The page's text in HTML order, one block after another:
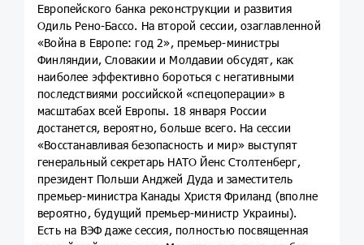
Европейского банка реконструкции и развития
Одиль Рено-Бассо. На второй сессии, озаглавленной
«Война в Европе: год 2», премьер-министры
Финляндии, Словакии и Молдавии обсудят, как
наиболее эффективно бороться с негативными
последствиями российской «спецоперации» в
масштабах всей Европы. 18 января России
достанется, вероятно, больше всего. На сессии
«Восстанавливая безопасность и мир» выступят
генеральный секретарь НАТО Йенс Столтенберг,
президент Польши Анджей Дуда и заместитель
премьер-министра Канады Христя Фриланд (вполне
вероятно, будущий премьер-министр Украины).
Есть на ВЭФ даже сессия, полностью посвященная